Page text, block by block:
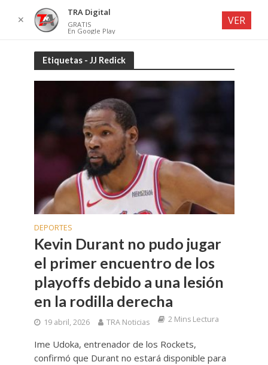
Etiquetas - JJ Redick
DEPORTES
Kevin Durant no pudo jugar
el primer encuentro de los
playoffs debido a una lesión
en la rodilla derecha
19 abril, 2026 TRA Noticias 2 Mins Lectura
Ime Udoka, entrenador de los Rockets,
confirmó que Durant no estará disponible para
✕
TRA Digital
GRATIS
En Google Play
VER